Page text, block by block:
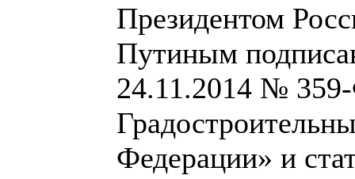
Президентом
Путиным
24.11.2014 №
Федерации» и